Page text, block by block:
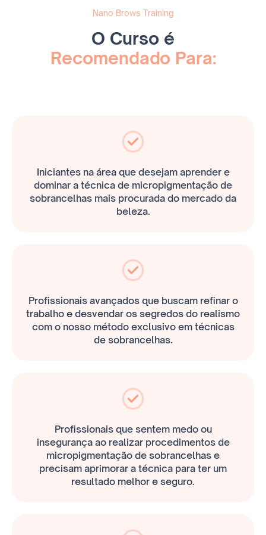
Nano Brows Training
O Curso é
Recomendado Para:
Iniciantes na área que desejam aprender e
dominar a técnica de micropigmentação de
sobrancelhas mais procurada do mercado da
beleza.
Profissionais avançados que buscam refinar o
trabalho e desvendar os segredos do realismo
com o nosso método exclusivo em técnicas
de sobrancelhas.
Profissionais que sentem medo ou
insegurança ao realizar procedimentos de
micropigmentação de sobrancelhas e
precisam aprimorar a técnica para ter um
resultado melhor e seguro.